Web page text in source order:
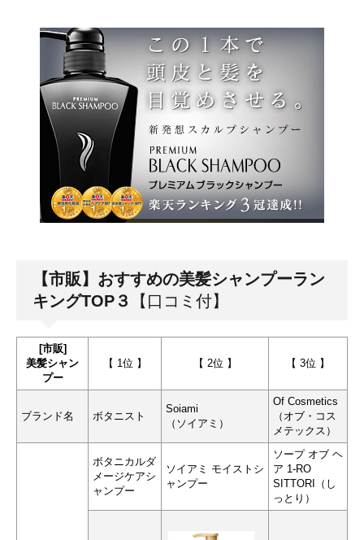
【市販】おすすめの美髪シャンプーラン
キングTOP３
【口コミ付】
[市販]
美髪シャン
プー
【 1位 】 【 2位 】 【 3位 】
ブランド名 ボタニスト
Soiami
（ソイアミ）
Of Cosmetics
（オブ・コス
メテックス）
ボタニカルダ
メージケアシ
ャンプー
ソイアミ モイストシ
ャンプー
ソープ オブ ヘ
ア 1-RO
SITTORI（し
っとり）